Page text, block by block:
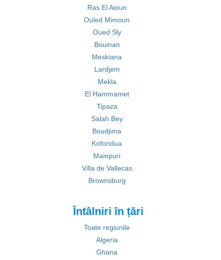
Ras El Aioun
Ouled Mimoun
Oued Sly
Bouinan
Meskiana
Lardjem
Mekla
El Hammamet
Tipaza
Salah Bey
Boudjima
Koforidua
Mainpuri
Villa de Vallecas
Brownsburg
Întâlniri în țări
Toate regiunile
Algeria
Ghana